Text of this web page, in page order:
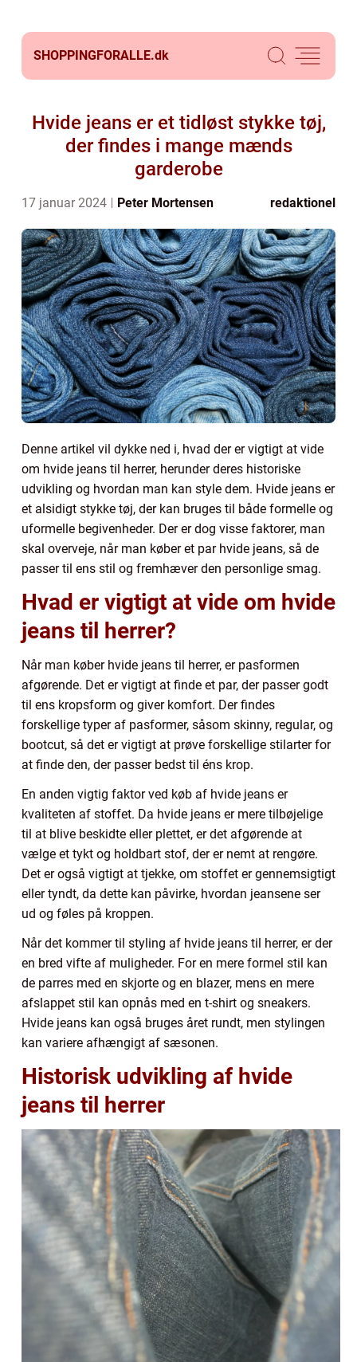
SHOPPINGFORALLE.dk
Hvide jeans er et tidløst stykke tøj,
der findes i mange mænds
garderobe
17 januar 2024 Peter Mortensen redaktionel
Denne artikel vil dykke ned i, hvad der er vigtigt at vide
om hvide jeans til herrer, herunder deres historiske
udvikling og hvordan man kan style dem. Hvide jeans er
et alsidigt stykke tøj, der kan bruges til både formelle og
uformelle begivenheder. Der er dog visse faktorer, man
skal overveje, når man køber et par hvide jeans, så de
passer til ens stil og fremhæver den personlige smag.
Hvad er vigtigt at vide om hvide
jeans til herrer?
Når man køber hvide jeans til herrer, er pasformen
afgørende. Det er vigtigt at finde et par, der passer godt
til ens kropsform og giver komfort. Der findes
forskellige typer af pasformer, såsom skinny, regular, og
bootcut, så det er vigtigt at prøve forskellige stilarter for
at finde den, der passer bedst til éns krop.
En anden vigtig faktor ved køb af hvide jeans er
kvaliteten af stoffet. Da hvide jeans er mere tilbøjelige
til at blive beskidte eller plettet, er det afgørende at
vælge et tykt og holdbart stof, der er nemt at rengøre.
Det er også vigtigt at tjekke, om stoffet er gennemsigtigt
eller tyndt, da dette kan påvirke, hvordan jeansene ser
ud og føles på kroppen.
Når det kommer til styling af hvide jeans til herrer, er der
en bred vifte af muligheder. For en mere formel stil kan
de parres med en skjorte og en blazer, mens en mere
afslappet stil kan opnås med en t-shirt og sneakers.
Hvide jeans kan også bruges året rundt, men stylingen
kan variere afhængigt af sæsonen.
Historisk udvikling af hvide
jeans til herrer